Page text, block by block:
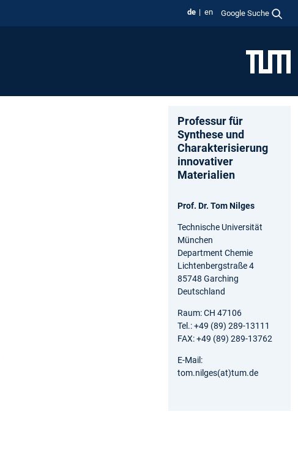
de en Google Suche
Professur für
Synthese und
Charakterisierung
innovativer
Materialien
Prof. Dr. Tom Nilges
Technische Universität
München
Department Chemie
Lichtenbergstraße 4
85748 Garching
Deutschland
Raum: CH 47106
Tel.: +49 (89) 289-13111
FAX: +49 (89) 289-13762
E-Mail:
tom.nilges(at)tum.de